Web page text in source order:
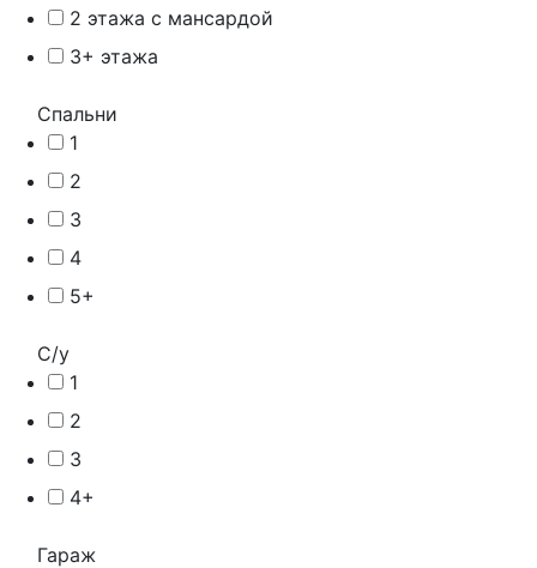
2 этажа с мансардой
3+ этажа
Спальни
1
2
3
4
5+
С/у
1
2
3
4+
Гараж